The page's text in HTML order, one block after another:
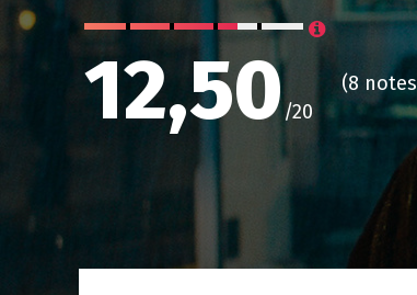
12,50/20
(8 notes